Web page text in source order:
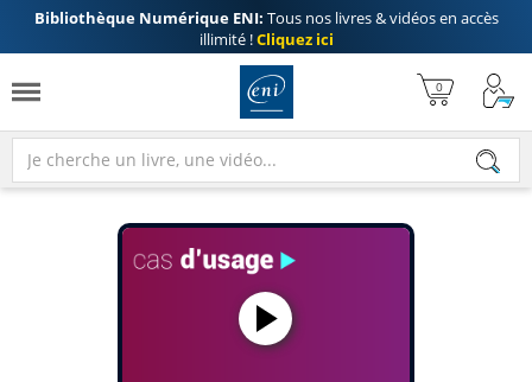
Bibliothèque Numérique ENI: Tous nos livres & vidéos en accès
illimité !Cliquez ici